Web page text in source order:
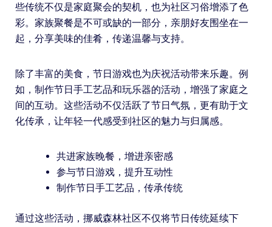
些传统不仅是家庭聚会的契机，也为社区习俗增添了色
彩。家族聚餐是不可或缺的一部分，亲朋好友围坐在一
起，分享美味的佳肴，传递温馨与支持。
除了丰富的美食，节日游戏也为庆祝活动带来乐趣。例
如，制作节日手工艺品和玩乐器的活动，增强了家庭之
间的互动。这些活动不仅活跃了节日气氛，更有助于文
化传承，让年轻一代感受到社区的魅力与归属感。
共进家族晚餐，增进亲密感
参与节日游戏，提升互动性
制作节日手工艺品，传承传统
通过这些活动，挪威森林社区不仅将节日传统延续下